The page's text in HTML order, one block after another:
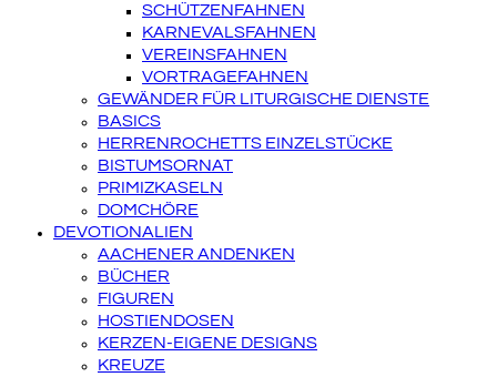
SCHÜTZENFAHNEN
KARNEVALSFAHNEN
VEREINSFAHNEN
VORTRAGEFAHNEN
GEWÄNDER FÜR LITURGISCHE DIENSTE
BASICS
HERRENROCHETTS EINZELSTÜCKE
BISTUMSORNAT
PRIMIZKASELN
DOMCHÖRE
DEVOTIONALIEN
AACHENER ANDENKEN
BÜCHER
FIGUREN
HOSTIENDOSEN
KERZEN-EIGENE DESIGNS
KREUZE